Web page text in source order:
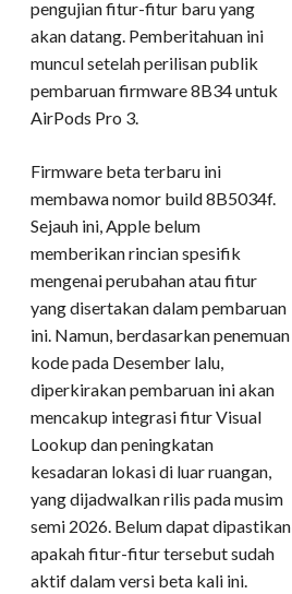
pengujian fitur-fitur baru yang
akan datang. Pemberitahuan ini
muncul setelah perilisan publik
pembaruan firmware 8B34 untuk
AirPods Pro 3.
Firmware beta terbaru ini
membawa nomor build 8B5034f.
Sejauh ini, Apple belum
memberikan rincian spesifik
mengenai perubahan atau fitur
yang disertakan dalam pembaruan
ini. Namun, berdasarkan penemuan
kode pada Desember lalu,
diperkirakan pembaruan ini akan
mencakup integrasi fitur Visual
Lookup dan peningkatan
kesadaran lokasi di luar ruangan,
yang dijadwalkan rilis pada musim
semi 2026. Belum dapat dipastikan
apakah fitur-fitur tersebut sudah
aktif dalam versi beta kali ini.